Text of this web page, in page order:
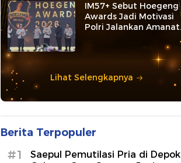
IM57+ Sebut Hoegeng
Awards Jadi Motivasi
Polri Jalankan Amanat
Lihat Selengkapnya
Berita Terpopuler
#1
Saepul Pemutilasi Pria di Depok